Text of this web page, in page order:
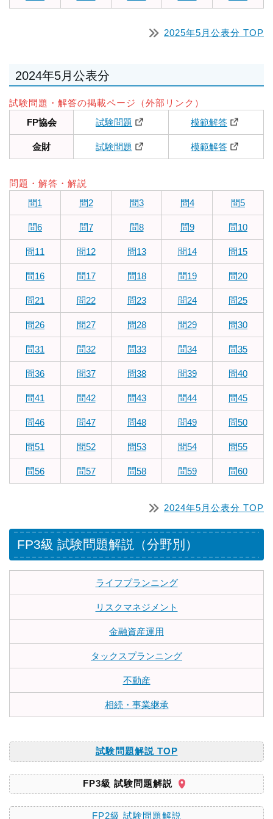
2025年5月公表分 TOP
2024年5月公表分
試験問題・解答の掲載ページ（外部リンク）
FP協会
試験問題 模範解答
金財 試験問題 模範解答
問題・解答・解説
問1
問2 問3 問4 問5
問6 問7 問8 問9 問10
問11 問12 問13 問14 問15
問16 問17 問18 問19 問20
問21 問22 問23 問24 問25
問26 問27 問28 問29 問30
問31 問32 問33 問34 問35
問36 問37 問38 問39 問40
問41 問42 問43 問44 問45
問46 問47 問48 問49 問50
問51 問52 問53 問54 問55
問56 問57 問58 問59 問60
2024年5月公表分 TOP
FP3級 試験問題解説（分野別）
ライフプランニング
リスクマネジメント
金融資産運用
タックスプランニング
不動産
相続・事業継承
試験問題解説 TOP
FP3級 試験問題解説
FP2級 試験問題解説